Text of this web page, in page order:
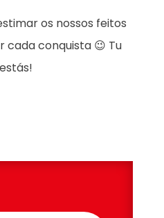
os nossos feitos
conquista 😉 Tu